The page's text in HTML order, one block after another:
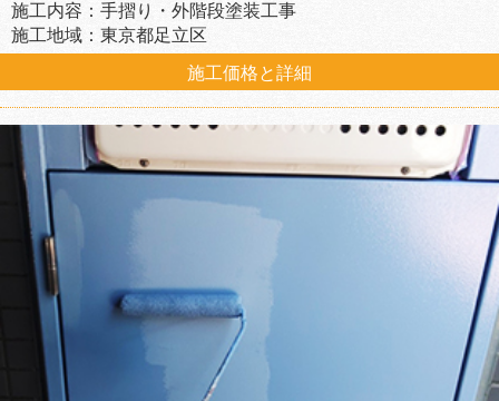
施工内容：手摺り・外階段塗装工事
施工地域：東京都足立区
施工価格と詳細